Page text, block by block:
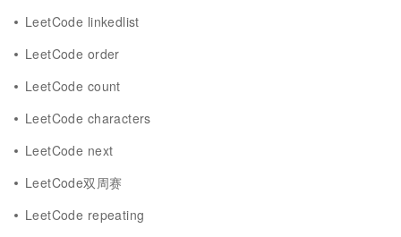
LeetCode linkedlist
LeetCode order
LeetCode count
LeetCode characters
LeetCode next
LeetCode双周赛
LeetCode repeating